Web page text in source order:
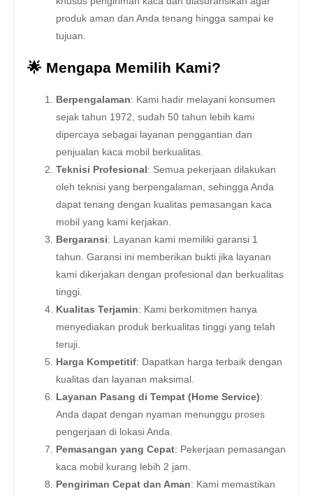
produk aman dan Anda tenang hingga sampai ke
tujuan.
🌟 Mengapa Memilih Kami?
Berpengalaman: Kami hadir melayani konsumen
sejak tahun 1972, sudah 50 tahun lebih kami
dipercaya sebagai layanan penggantian dan
penjualan kaca mobil berkualitas.
Teknisi Profesional : Semua pekerjaan dilakukan
oleh teknisi yang berpengalaman, sehingga Anda
dapat tenang dengan kualitas pemasangan kaca
mobil yang kami kerjakan.
Bergaransi: Layanan kami memiliki garansi 1
tahun. Garansi ini memberikan bukti jika layanan
kami dikerjakan dengan profesional dan berkualitas
tinggi.
Kualitas Terjamin: Kami berkomitmen hanya
menyediakan produk berkualitas tinggi yang telah
teruji.
Harga Kompetitif: Dapatkan harga terbaik dengan
kualitas dan layanan maksimal.
Layanan Pasang di Tempat (Home Service):
Anda dapat dengan nyaman menunggu proses
pengerjaan di lokasi Anda.
Pemasangan yang Cepat: Pekerjaan pemasangan
kaca mobil kurang lebih 2 jam.
Pengiriman Cepat dan Aman: Kami memastikan